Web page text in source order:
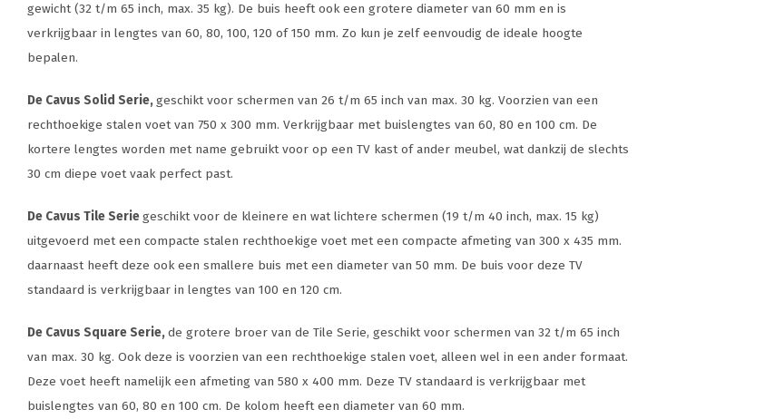
gewicht (32 t/m 65 inch, max. 35 kg). De buis heeft ook een grotere diameter van 60 mm en is
verkrijgbaar in lengtes van 60, 80, 100, 120 of 150 mm. Zo kun je zelf eenvoudig de ideale hoogte
bepalen.
De Cavus Solid Serie,geschikt voor schermen van 26 t/m 65 inch van max. 30 kg. Voorzien van een
rechthoekige stalen voet van 750 x 300 mm. Verkrijgbaar met buislengtes van 60, 80 en 100 cm. De
kortere lengtes worden met name gebruikt voor op een TV kast of ander meubel, wat dankzij de slechts
30 cm diepe voet vaak perfect past.
De Cavus Tile Seriegeschikt voor de kleinere en wat lichtere schermen (19 t/m 40 inch, max. 15 kg)
uitgevoerd met een compacte stalen rechthoekige voet met een compacte afmeting van 300 x 435 mm.
daarnaast heeft deze ook een smallere buis met een diameter van 50 mm. De buis voor deze TV
standaard is verkrijgbaar in lengtes van 100 en 120 cm.
De Cavus Square Serie,de grotere broer van de Tile Serie, geschikt voor schermen van 32 t/m 65 inch
van max. 30 kg. Ook deze is voorzien van een rechthoekige stalen voet, alleen wel in een ander formaat.
Deze voet heeft namelijk een afmeting van 580 x 400 mm. Deze TV standaard is verkrijgbaar met
buislengtes van 60, 80 en 100 cm. De kolom heeft een diameter van 60 mm.